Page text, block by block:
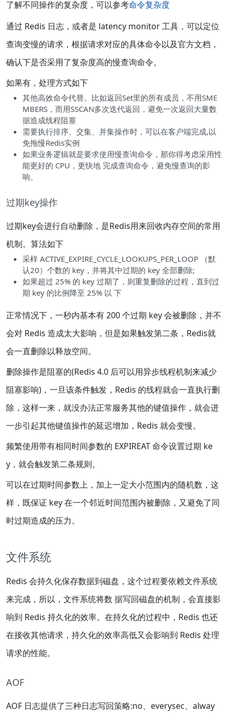
了解不同操作的复杂度，可以参考命令复杂度
通过 Redis 日志，或者是 latency monitor 工具，可以定位
查询变慢的请求，根据请求对应的具体命令以及官方文档，
确认下是否采用了复杂度高的慢查询命令。
如果有，处理方式如下
其他高效命令代替。比如返回Set里的所有成员，不用SME
MBERS，而用SSCAN多次迭代返回，避免一次返回大量数
据造成线程阻塞
需要执行排序、交集、并集操作时，可以在客户端完成,以
免拖慢Redis实例
如果业务逻辑就是要求使用慢查询命令，那你得考虑采用性
能更好的 CPU，更快地 完成查询命令，避免慢查询的影
响。
过期key操作
过期key会进行自动删除，是Redis用来回收内存空间的常用
机制。算法如下
采样 ACTIVE_EXPIRE_CYCLE_LOOKUPS_PER_LOOP （默
认20）个数的 key，并将其中过期的 key 全部删除;
如果超过 25% 的 key 过期了，则重复删除的过程，直到过
期 key 的比例降至 25% 以 下
正常情况下，一秒内基本有 200 个过期 key 会被删除，并不
会对 Redis 造成太大影响，但是如果触发第二条，Redis就
会一直删除以释放空间。
删除操作是阻塞的(Redis 4.0 后可以用异步线程机制来减少
阻塞影响)，一旦该条件触发，Redis 的线程就会一直执行删
除，这样一来，就没办法正常服务其他的键值操作，就会进
一步引起其他键值操作的延迟增加，Redis 就会变慢。
频繁使用带有相同时间参数的 EXPIREAT 命令设置过期 ke
y，就会触发第二条规则。
可以在过期时间参数上，加上一定大小范围内的随机数，这
样，既保证 key 在一个邻近时间范围内被删除，又避免了同
时过期造成的压力。
文件系统
Redis 会持久化保存数据到磁盘，这个过程要依赖文件系统
来完成，所以，文件系统将数 据写回磁盘的机制，会直接影
响到 Redis 持久化的效率。在持久化的过程中，Redis 也还
在接收其他请求，持久化的效率高低又会影响到 Redis 处理
请求的性能。
AOF
AOF 日志提供了三种日志写回策略:no、everysec、alway